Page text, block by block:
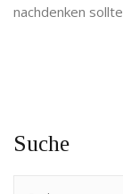
nachdenken
Suche